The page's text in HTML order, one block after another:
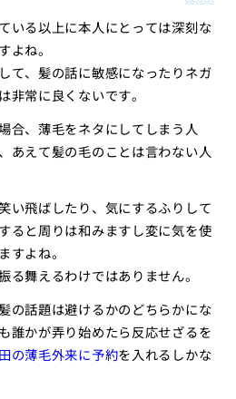
いる以上に本人にとっては深刻な
よね。
て、髪の話に敏感になったりネガ
非常に良くないです。
合、薄毛をネタにしてしまう人
あえて髪の毛のことは言わない人
い飛ばしたり、気にするふりして
ると周りは和みますし変に気を使
すよね。
る舞えるわけではありません。
の話題は避けるかのどちらかにな
誰かが弄り始めたら反応せざるを
の薄毛外来に予約を入れるしかな